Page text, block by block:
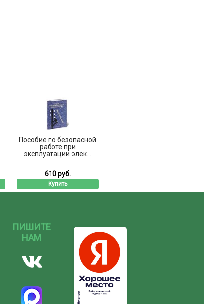
Пособие по безопасной
работе при
эксплуатации элек...
610 руб.
Купить
ПИШИТЕ
НАМ